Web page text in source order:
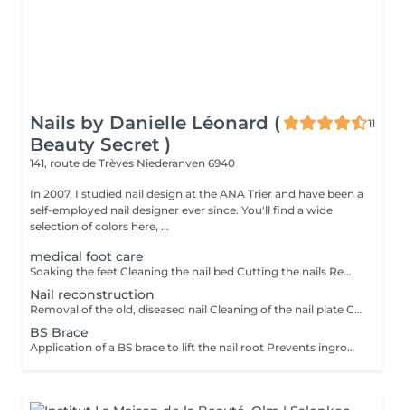
Nails by Danielle Léonard (
Beauty Secret )
11
141, route de Trèves Niederanven 6940
In 2007, I studied nail design at the ANA Trier and have been a
self-employed nail designer ever since. You'll find a wide
selection of colors here, ...
medical foot care
Soaking the feet Cleaning the nail bed Cutting the nails Removing ingrown nails Removal of calluses, corns, cracks Cream as needed, antifungal treatment
Nail reconstruction
Removal of the old, diseased nail Cleaning of the nail plate Construction of a new nail with acrylic
BS Brace
Application of a BS brace to lift the nail root Prevents ingrown nails Duration 2 months